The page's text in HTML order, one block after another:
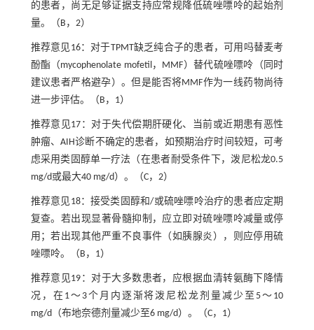
的患者，尚无足够证据支持应常规降低硫唑嘌呤的起始剂
量。（B，2）
推荐意见16：对于TPMT缺乏纯合子的患者，可用吗替麦考
酚酯（mycophenolate mofetil，MMF）替代硫唑嘌呤（同时
建议患者严格避孕）。但是能否将MMF作为一线药物尚待
进一步评估。（B，1）
推荐意见17：对于失代偿期肝硬化、当前或近期患有恶性
肿瘤、AIH诊断不确定的患者，如预期治疗时间较短，可考
虑采用类固醇单一疗法（在患者耐受条件下，泼尼松龙0.5
mg/d或最大40 mg/d）。（C，2）
推荐意见18：接受类固醇和/或硫唑嘌呤治疗的患者应定期
复查。若出现显著骨髓抑制，应立即对硫唑嘌呤减量或停
用；若出现其他严重不良事件（如胰腺炎），则应停用硫
唑嘌呤。（B，1）
推荐意见19：对于大多数患者，应根据血清转氨酶下降情
况，在1～3个月内逐渐将泼尼松龙剂量减少至5～10
mg/d（布地奈德剂量减少至6 mg/d）。（C，1）